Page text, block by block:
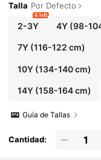
Talla Por Defecto
2-3Y
6 left
4Y (98-
7Y(116-122 cm)
10Y(134-140 cm)
14Y(158-164 cm)
Guía de Tallas
Cantidad: